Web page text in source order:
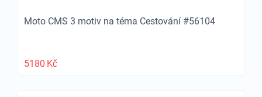
Moto CMS 3 motiv na téma Cestování #56104
5180 Kč